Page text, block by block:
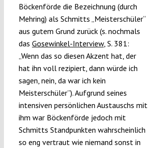
Böckenförde die Bezeichnung (durch
Mehring) als Schmitts „Meisterschüler“
aus gutem Grund zurück (s. nochmals
das Gosewinkel-Interview, S. 381:
„Wenn das so diesen Akzent hat, der
hat ihn voll rezipiert, dann würde ich
sagen, nein, da war ich kein
Meisterschüler”). Aufgrund seines
intensiven persönlichen Austauschs mit
ihm war Böckenförde jedoch mit
Schmitts Standpunkten wahrscheinlich
so eng vertraut wie niemand sonst in